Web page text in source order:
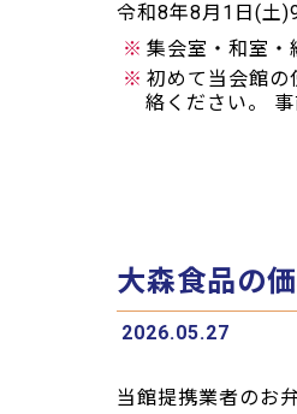
令和8年8月1日(土
※ 集会室・和室・
※ 初めて当会館の
絡ください。
大森食品の
2026.05.27
当館提携業者のお